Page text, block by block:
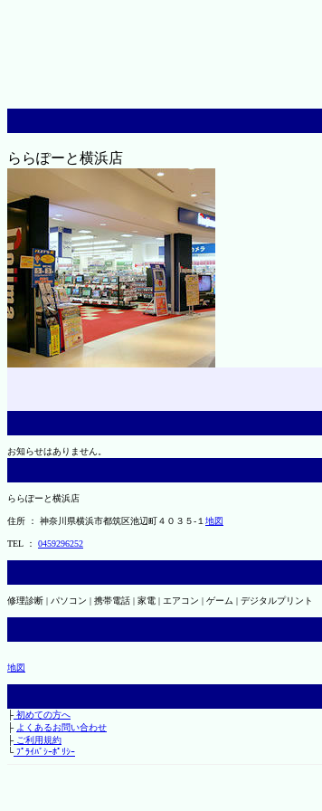
ららぽーと横浜店
お知らせはありません。
ららぽーと横浜店
住所 ： 神奈川県横浜市都筑区池辺町４０３５-１ 地図
TEL ： 0459296252
修理診断 | パソコン | 携帯電話 | 家電 | エアコン | ゲーム | デジタルプリント
地図
├初めての方へ
├ よくあるお問い合わせ
├ご利用規約
└ﾌﾟﾗｲﾊﾞｼｰﾎﾟﾘｼｰ